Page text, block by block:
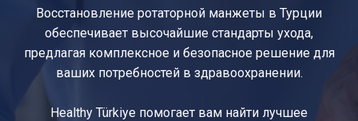
Восстановление ротаторной манжеты в Турции
обеспечивает высочайшие стандарты ухода,
предлагая комплексное и безопасное решение для
ваших потребностей в здравоохранении.
Healthy Türkiye помогает вам найти лучшее